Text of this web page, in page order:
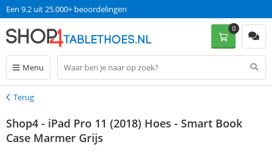
Een 9.2 uit 25.000+ beoordelingen
Menu
0
Terug
Terug
Shop4 - iPad Pro 11 (2018) Hoes - Smart Book
Case Marmer Grijs